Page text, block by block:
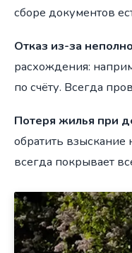
сборе документов
Отказ из-за
расхождения:
по счёту. Всегда
Потеря жилья при
обратить
всегда покрывает